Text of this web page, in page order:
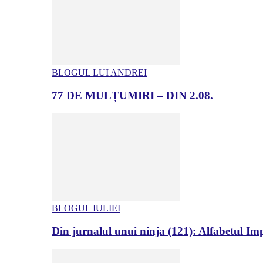
BLOGUL LUI ANDREI
77 DE MULȚUMIRI – DIN 2.08.
BLOGUL IULIEI
Din jurnalul unui ninja (121): Alfabetul